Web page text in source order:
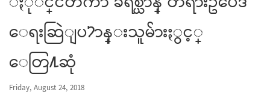
ေရးဆြဲျပ႒ာန္းသူမ်ားႏွင့္
ေတြ႔ဆုံ
Friday, August 24, 2018